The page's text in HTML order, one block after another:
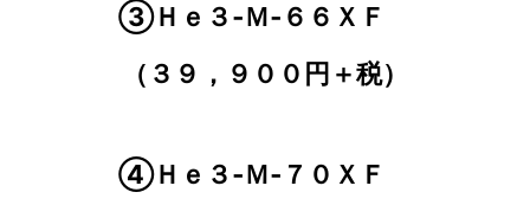
③Ｈｅ３‐Ｍ‐６６ＸＦ
（３９，９００円＋税）
④Ｈｅ３‐Ｍ‐７０ＸＦ